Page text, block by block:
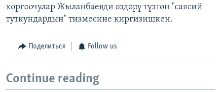
коргоочулар Жыланбаевди өздөрү түзгөн "саясий
туткундардын" тизмесине киргизишкен.
Поделиться Follow us
Continue reading